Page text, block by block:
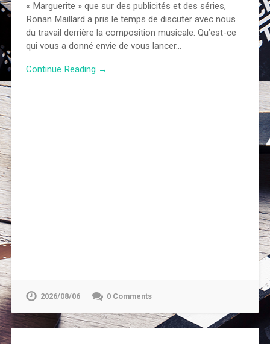
« Marguerite » que sur des publicités et des séries,
Ronan Maillard a pris le temps de discuter avec nous
du travail derrière la composition musicale. Qu’est-ce
qui vous a donné envie de vous lancer…
Continue Reading →
2026/08/06 0 Comments